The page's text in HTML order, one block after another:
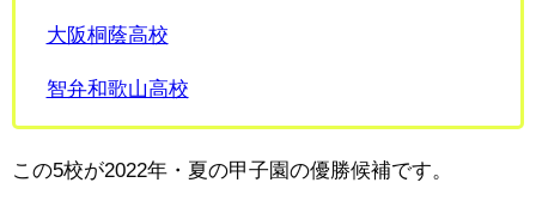
大阪桐蔭高校
智弁和歌山高校
この5校が2022年・夏の甲子園の優勝候補です。